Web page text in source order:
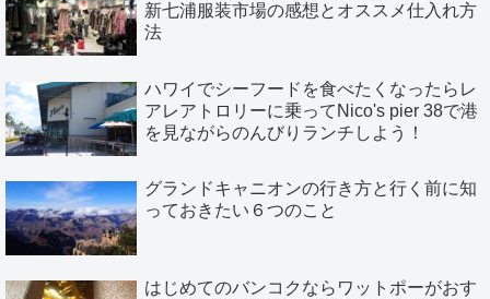
新七浦服装市場の感想とオススメ仕入れ方
法
ハワイでシーフードを食べたくなったらレ
アレアトロリーに乗ってNico's pier 38で港
を見ながらのんびりランチしよう！
グランドキャニオンの行き方と行く前に知
っておきたい６つのこと
はじめてのバンコクならワットポーがおす